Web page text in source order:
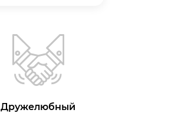
Дружелюбный